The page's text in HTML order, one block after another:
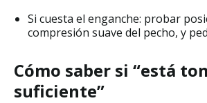
Si cuesta el enganche: probar
compresión suave del pecho, y
Cómo saber si “está
suficiente”